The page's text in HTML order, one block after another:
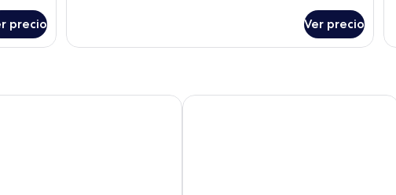
precio
familiar
Ver precio
HOTEL MEDITERRANEE